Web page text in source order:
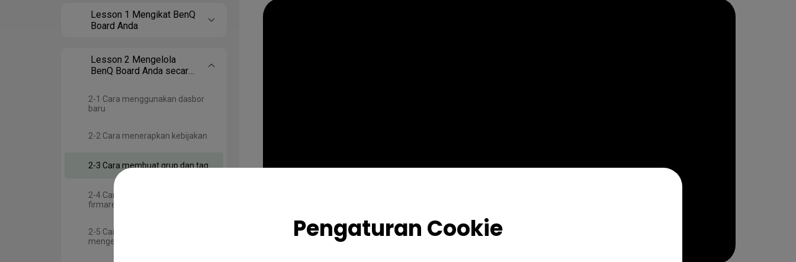
Pengaturan Cookie
Lesson 1 Mengikat BenQ
Board Anda
Lesson 2 Mengelola
BenQ Board Anda secara
2-1 Cara menggunakan dasbor
baru
2-2 Cara menerapkan kebijakan
2-3 Cara membuat grup dan tag
2-4 Cara menerapkan pembaruan
firmare
2-5 Cara memasang dan
mengelola aplikasi